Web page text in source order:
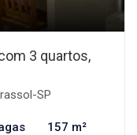
3 quartos,
SP
157 m²